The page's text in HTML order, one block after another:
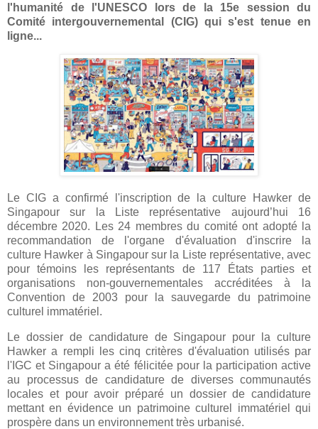
l'humanité de l'UNESCO lors de la 15e session du
Comité intergouvernemental (CIG) qui s'est tenue en
ligne...
Le CIG a confirmé l'inscription de la culture Hawker de
Singapour sur la Liste représentative aujourd’hui 16
décembre 2020. Les 24 membres du comité ont adopté la
recommandation de l'organe d'évaluation d'inscrire la
culture Hawker à Singapour sur la Liste représentative, avec
pour témoins les représentants de 117 États parties et
organisations non-gouvernementales accréditées à la
Convention de 2003 pour la sauvegarde du patrimoine
culturel immatériel.
Le dossier de candidature de Singapour pour la culture
Hawker a rempli les cinq critères d'évaluation utilisés par
l'IGC et Singapour a été félicitée pour la participation active
au processus de candidature de diverses communautés
locales et pour avoir préparé un dossier de candidature
mettant en évidence un patrimoine culturel immatériel qui
prospère dans un environnement très urbanisé.